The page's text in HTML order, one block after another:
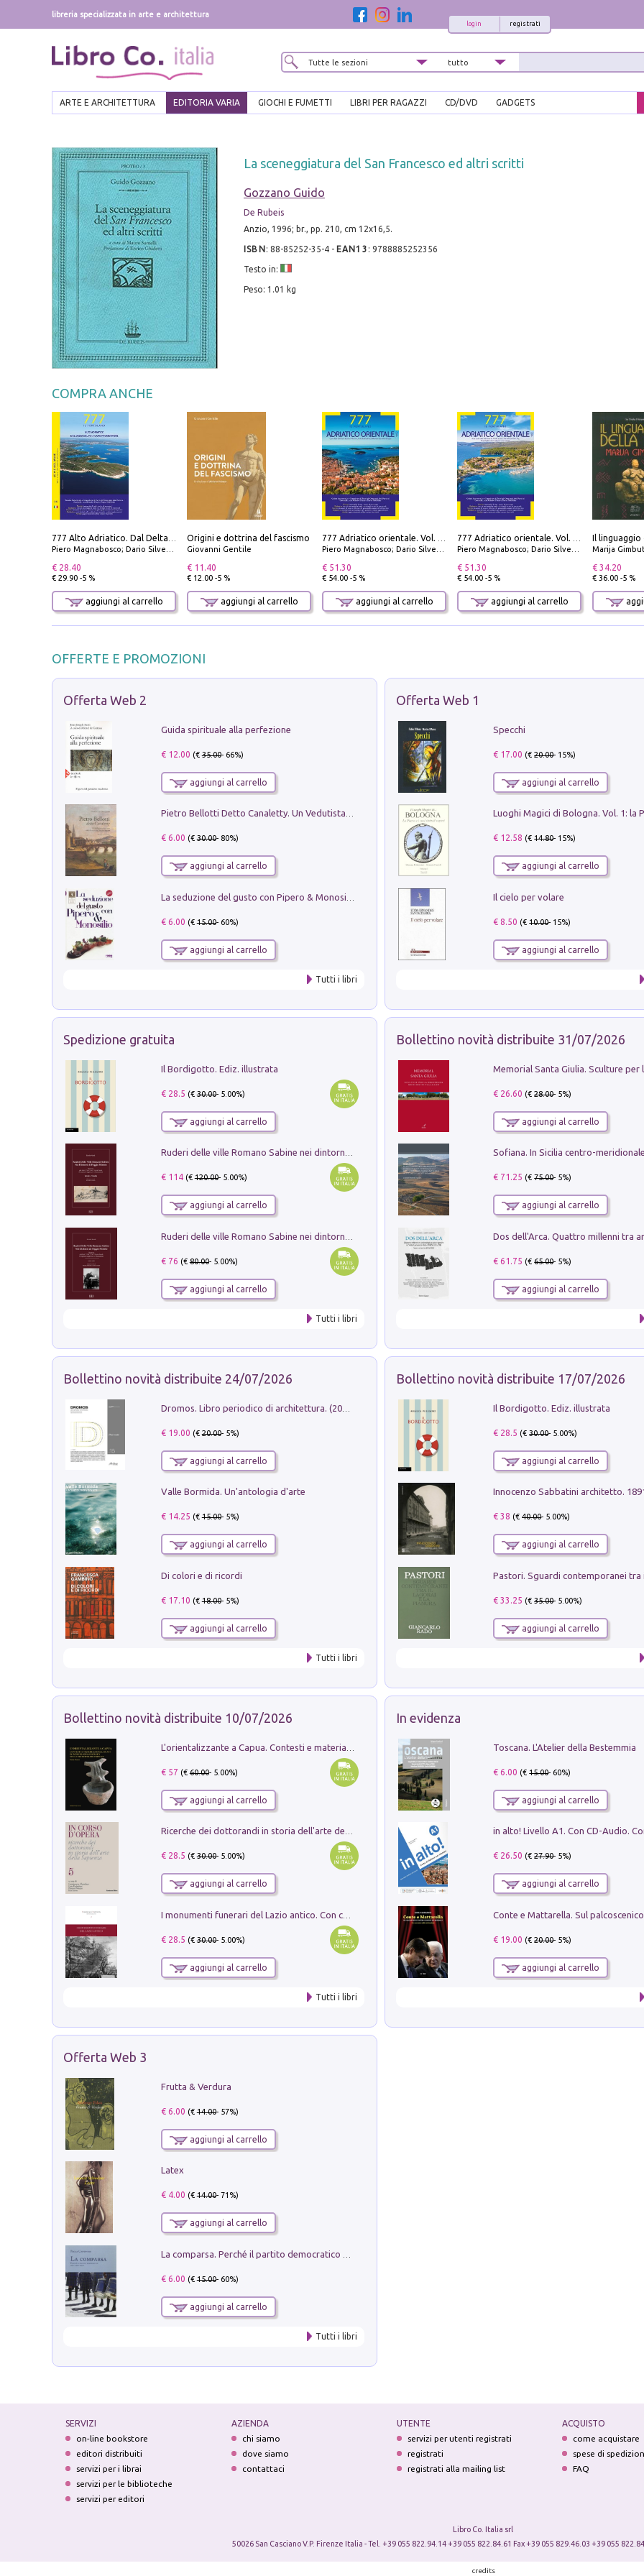
libreria specializzata in arte e architettura
registrati
login
ARTE E ARCHITETTURA EDITORIA VARIA GIOCHI E FUMETTI LIBRI PER RAGAZZI CD/DVD GADGETS
La sceneggiatura del San Francesco ed altri scritti
Gozzano Guido
De Rubeis
Anzio, 1996; br., pp. 210, cm 12x16,5.
ISBN : 88-85252-35-4- EAN13 : 9788885252356
Testo in:
Peso: 1.01 kg
COMPRA ANCHE
777 Alto Adriatico. Dal Delta del Po a Capo Promontore. Con QR Code
Piero Magnabosco; Dario Silvestro; Marco Sbrizzi
€ 28.40
€ 29.90 -5 %
aggiungi al carrello
Origini e dottrina del fascismo
Giovanni Gentile
€ 11.40
€ 12.00 -5 %
aggiungi al carrello
777 Adriatico orientale. Vol. 2: Costa della Dalmazia da Zara a Molunat, Isole della Dalmazia Meridionale e Montenegro
Piero Magnabosco; Dario Silvestro; Marco Sbrizzi
€ 51.30
€ 54.00 -5 %
aggiungi al carrello
777 Adriatico orientale. Vol. 1: Istria, Costa della Dalmazia da Smrika a Zara, Isole del Quarnaro, Pag, Arcipelaghi di Zara, Sibenico e Incoronate
Piero Magnabosco; Dario Silvestro; Marco Sbrizzi
€ 51.30
€ 54.00 -5 %
aggiungi al carrello
Il linguaggio
Marija
€ 34.20
€ 36.00 -5 %
OFFERTE E PROMOZIONI
Offerta Web 2
Guida spirituale alla perfezione
€ 12.00 (€35.00- 66%)
aggiungi al carrello
Pietro Bellotti Detto Canaletty. Un Vedutista Veneziano nella Francia dell'Ancien Régime
€ 6.00 (€30.00- 80%)
aggiungi al carrello
€ 6.00 (€15.00- 60%)
aggiungi al carrello
Tutti i libri
Offerta Web 1
Specchi
€ 17.00 (€20.00- 15%)
aggiungi al carrello
€ 12.58 (€14.80- 15%)
aggiungi al carrello
Il cielo per volare
€ 8.50 (€10.00- 15%)
aggiungi al carrello
Spedizione gratuita
Il Bordigotto. Ediz. illustrata
€ 28.5 (€30.00- 5.00%)
aggiungi al carrello
Ruderi delle ville Romano Sabine nei dintorni di Poggio Mirteto. Illustrati dal dott.re prof.re cav.re Ercole Nardi regio ispettore degli scavi e monumenti. Anno 1885. Tavole e studio. Con 25 tavole fuori testo in cartella editoriale
€ 114(€120.00- 5.00%)
aggiungi al carrello
€ 76 (€80.00- 5.00%)
aggiungi al carrello
Tutti i libri
Bollettino novità distribuite 31/07/2026
€ 26.60 (€28.00- 5%)
aggiungi al carrello
€ 71.25 (€75.00- 5%)
aggiungi al carrello
€ 61.75 (€65.00- 5%)
aggiungi al carrello
Bollettino novità distribuite 24/07/2026
Dromos. Libro periodico di architettura. (2026). Vol. 15: Post-model
€ 19.00 (€20.00- 5%)
aggiungi al carrello
Valle Bormida. Un'antologia d'arte
€ 14.25 (€15.00- 5%)
aggiungi al carrello
Di colori e di ricordi
€ 17.10 (€18.00- 5%)
aggiungi al carrello
Tutti i libri
Bollettino novità distribuite 17/07/2026
Il Bordigotto. Ediz. illustrata
€ 28.5 (€30.00- 5.00%)
aggiungi al carrello
Innocenzo Sabbatini architetto.
€ 38 (€40.00- 5.00%)
aggiungi al carrello
€ 33.25 (€35.00- 5.00%)
aggiungi al carrello
Bollettino novità distribuite 10/07/2026
€ 57 (€60.00- 5.00%)
aggiungi al carrello
Ricerche dei dottorandi in storia dell'arte della Sapienza
€ 28.5 (€30.00- 5.00%)
aggiungi al carrello
I monumenti funerari del Lazio antico. Con cartella con tavole
€ 28.5 (€30.00- 5.00%)
aggiungi al carrello
Tutti i libri
In evidenza
Toscana. L'Atelier della Bestemmia
€ 6.00 (€15.00- 60%)
aggiungi al carrello
€ 26.50 (€27.90- 5%)
aggiungi al carrello
€ 19.00 (€20.00- 5%)
aggiungi al carrello
Offerta Web 3
Frutta & Verdura
€ 6.00 (€14.00- 57%)
aggiungi al carrello
Latex
€ 4.00 (€14.00- 71%)
aggiungi al carrello
€ 6.00 (€15.00- 60%)
aggiungi al carrello
Tutti i libri
SERVIZI
on-line bookstore
editori distribuiti
servizi per i librai
servizi per le biblioteche
servizi per editori
AZIENDA
chi siamo
dove siamo
contattaci
UTENTE
servizi per utenti registrati
registrati
registrati alla mailing list
ACQUISTO
come acquistare
spese di
FAQ
Libro Co. Italia srl
50026 San Casciano V.P. Firenze Italia - Tel. +39 055 822.94.14 +39 055 822.84.61 Fax +39 055 829.46.03 +39 055
credits